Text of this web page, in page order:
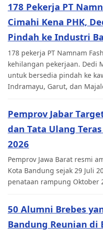
178 Pekerja PT
Cimahi Kena PHK,
Pindah ke Industri
178 pekerja PT Namnam
kehilangan pekerjaan. Dedi
untuk bersedia pindah ke
Indramayu, Garut, dan
Pemprov Jabar
dan Tata Ulang
2026
Pemprov Jawa Barat resmi
Kota Bandung sejak 29 Juli
penataan rampung Oktober
50 Alumni Brebes
Bandung Reunian di